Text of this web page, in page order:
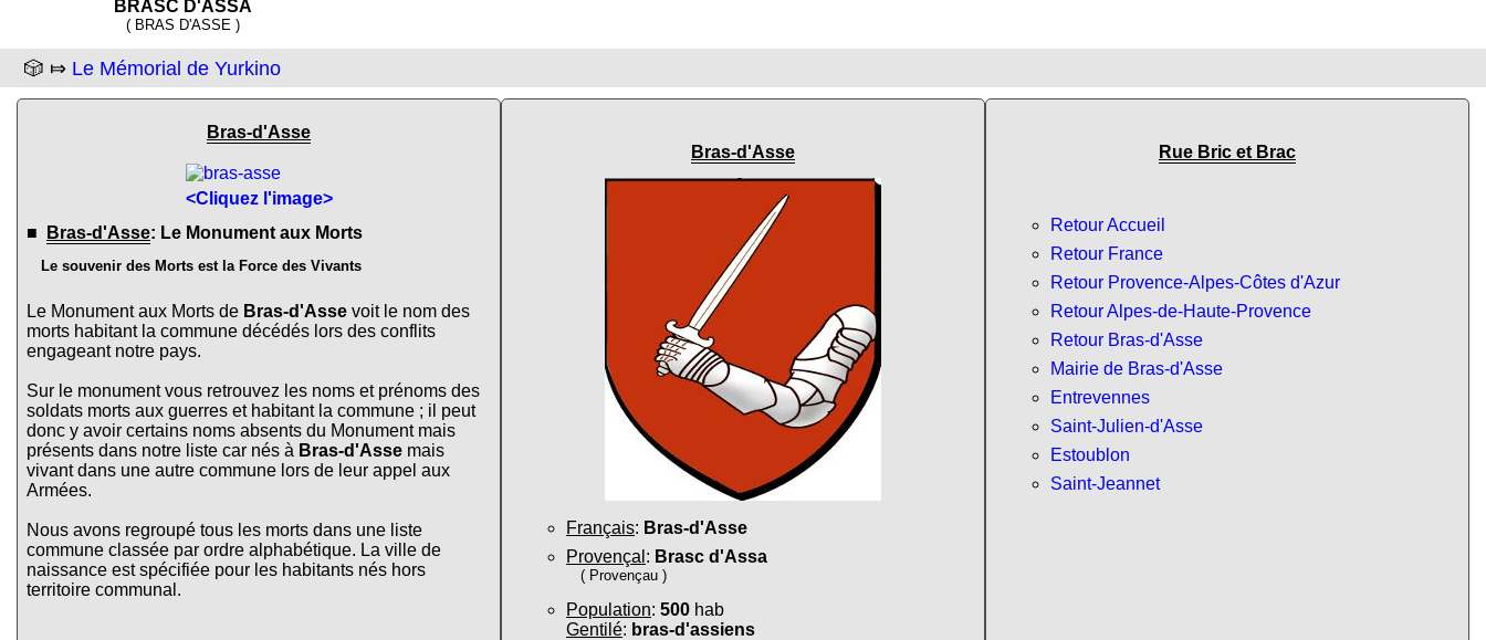
BRASC D'ASSA
( BRAS D'ASSE )
🎲 ⤇ Le Mémorial de Yurkino
Bras-d'Asse
<Cliquez l'image>
■
Bras-d'Asse: Le Monument aux Morts
Le souvenir des Morts est la Force des Vivants
Le Monument aux Morts de Bras-d'Asse voit le nom des
morts habitant la commune décédés lors des conflits
engageant notre pays.
Sur le monument vous retrouvez les noms et prénoms des
soldats morts aux guerres et habitant la commune ; il peut
donc y avoir certains noms absents du Monument mais
présents dans notre liste car nés à Bras-d'Asse mais
vivant dans une autre commune lors de leur appel aux
Armées.
Nous avons regroupé tous les morts dans une liste
commune classée par ordre alphabétique. La ville de
naissance est spécifiée pour les habitants nés hors
territoire communal.
Bras-d'Asse
Français: Bras-d'Asse
Provençal : Brasc d'Assa
( Provençau )
Population: 500 hab
Gentilé: bras-d'assiens
Rue Bric et Brac
Retour Accueil
Retour France
Retour Provence-Alpes-Côtes d'Azur
Retour Alpes-de-Haute-Provence
Retour Bras-d'Asse
Mairie de Bras-d'Asse
Entrevennes
Saint-Julien-d'Asse
Estoublon
Saint-Jeannet